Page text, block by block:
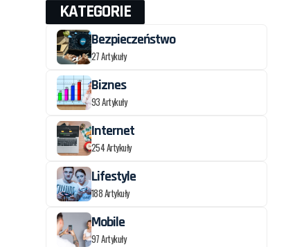
KATEGORIE
Bezpieczeństwo
27 Artykuły
Biznes
93 Artykuły
Internet
254 Artykuły
Lifestyle
188 Artykuły
Mobile
97 Artykuły